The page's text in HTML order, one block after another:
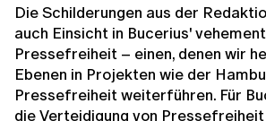
Die Schilderungen aus der
auch Einsicht in Bucerius'
Pressefreiheit – einen, denen wir
Ebenen in Projekten wie der
Pressefreiheit weiterführen. Für
die Verteidigung von